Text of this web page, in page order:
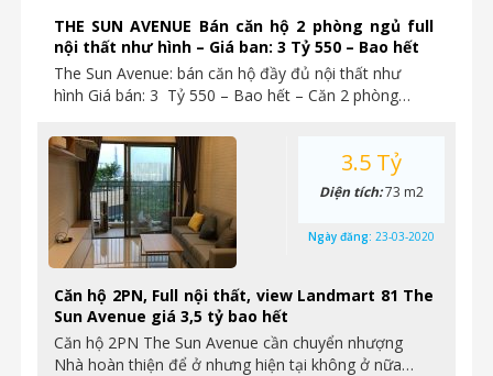
THE SUN AVENUE Bán căn hộ 2 phòng ngủ full
nội thất như hình – Giá ban: 3 Tỷ 550 – Bao hết
The Sun Avenue: bán căn hộ đầy đủ nội thất như
hình Giá bán: 3 Tỷ 550 – Bao hết – Căn 2 phòng…
Căn hộ 2PN, Full nội thất, view Landmart 81 The
Sun Avenue giá 3,5 tỷ bao hết
Căn hộ 2PN The Sun Avenue cần chuyển nhượng
Nhà hoàn thiện để ở nhưng hiện tại không ở nữa…
3.5 Tỷ
Diện tích:73 m2
Ngày đăng: 23-03-2020